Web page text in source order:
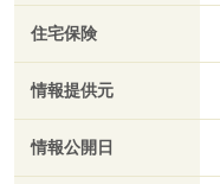
住宅保険
情報提供元
情報公開日